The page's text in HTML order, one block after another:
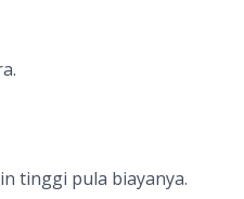
tinggi pula biayanya.